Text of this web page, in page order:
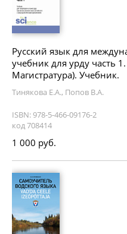
Русский язык для
учебник для урду часть
Магистратура). Учебник.
Тинякова Е.А., Попов В.А.
ISBN: 978-5-466-09176-2
код 708414
1 000 руб.